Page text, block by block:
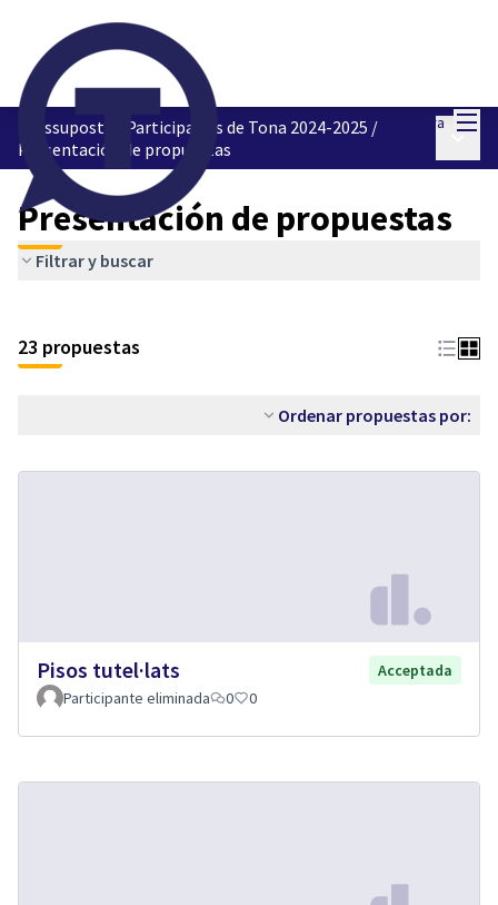
Entra
Pressupostos Participatius de Tona 2024-2025 /
Presentación de propuestas
Presentación de propuestas
Filtrar y buscar
23 propuestas
Ordenar propuestas por:
Pisos tutel·lats
Acceptada
Participante eliminada
0 0